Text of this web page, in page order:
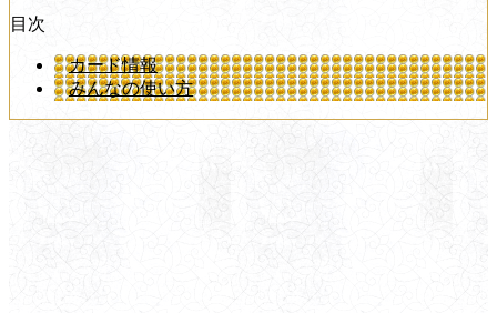
目次
カード情報
みんなの使い方